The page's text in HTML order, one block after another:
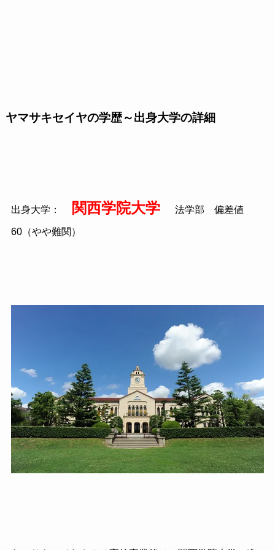
ヤマサキセイヤの学歴～出身大学の詳細
出身大学： 関西学院大学 法学部 偏差値
60（やや難関）